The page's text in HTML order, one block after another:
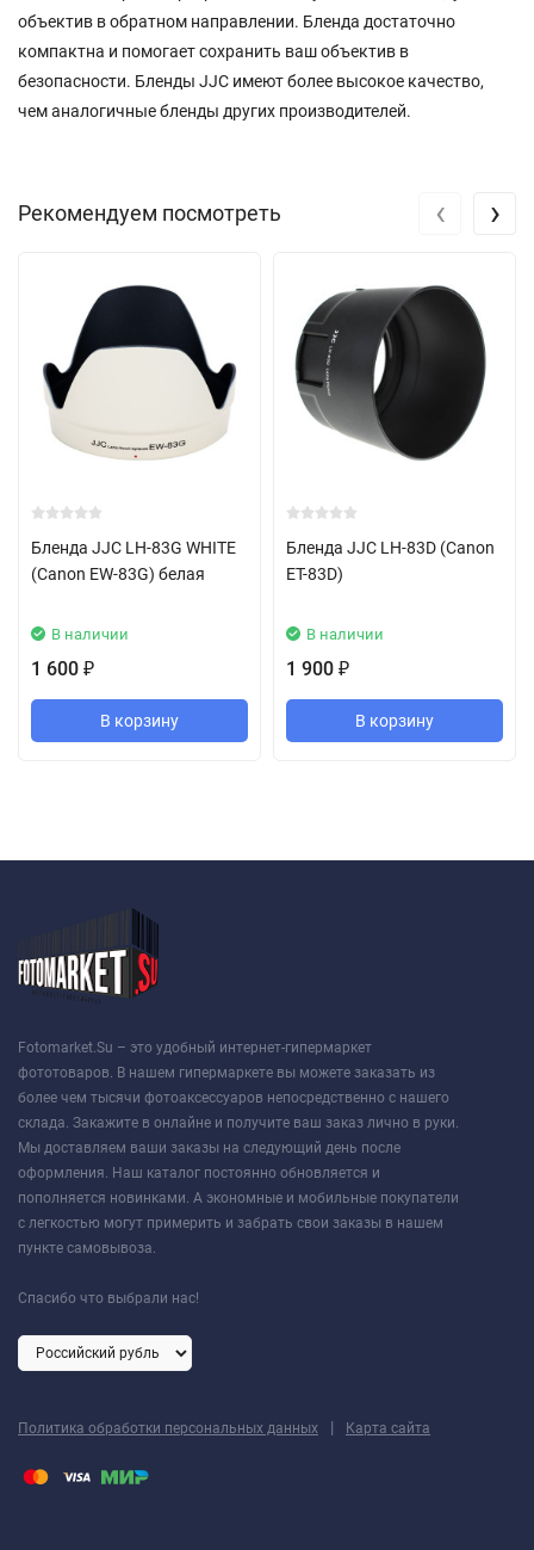
объектив в обратном направлении. Бленда достаточно
компактна и помогает сохранить ваш объектив в
безопасности. Бленды JJC имеют более высокое качество,
чем аналогичные бленды других производителей.
Рекомендуем посмотреть
Бленда JJC LH-83G WHITE
(Canon EW-83G) белая
В наличии
1 600 ₽
В корзину
Бленда JJC LH-83D (Canon
ET-83D)
В наличии
1 900 ₽
В корзину
‹ ›
Fotomarket.Su – это удобный интернет-гипермаркет
фототоваров. В нашем гипермаркете вы можете заказать из
более чем тысячи фотоаксессуаров непосредственно с нашего
склада. Закажите в онлайне и получите ваш заказ лично в руки.
Мы доставляем ваши заказы на следующий день после
оформления. Наш каталог постоянно обновляется и
пополняется новинками. А экономные и мобильные покупатели
с легкостью могут примерить и забрать свои заказы в нашем
пункте самовывоза.
Спасибо что выбрали нас!
Политика обработки персональных данных | Карта сайта